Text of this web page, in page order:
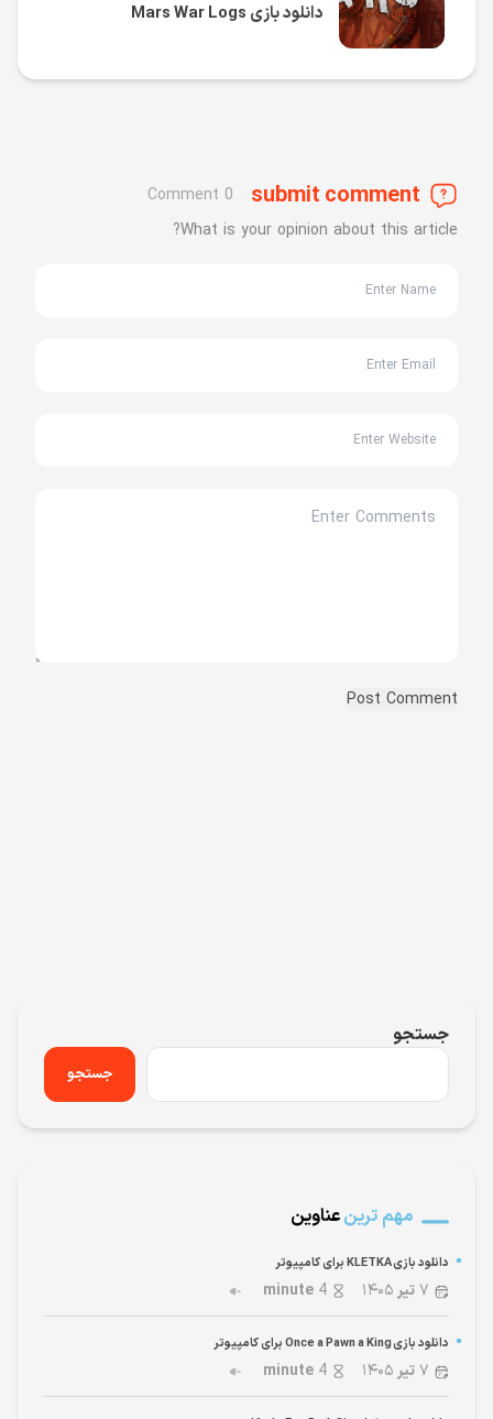
دانلود بازی Mars War Logs
submit comment
0 Comment
What is your opinion about this article?
جستجو
جستجو
مهم ترینعناوین
دانلود بازی KLETKA برای کامپیوتر
۷تیر۱۴۰۵ 4
minute
دانلود بازی Once a Pawn a King برای کامپیوتر
۷تیر۱۴۰۵ 4
minute